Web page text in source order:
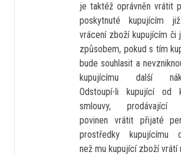
je taktéž oprávněn vrátit
poskytnuté kupujícím
vrácení zboží kupujícím či
způsobem, pokud s tím
bude souhlasit a
kupujícímu další
Odstoupí-li kupující od
smlouvy, prodávající
povinen vrátit přijaté
prostředky kupujícímu
než mu kupující zboží vrátí